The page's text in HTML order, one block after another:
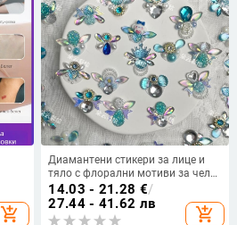
add_shopping_cart
Диамантени стикери за лице и
тяло с флорални мотиви за чело
и вежди, звездни кристали
14.03 - 21.28 €/
27.44 - 41.62 лв
add_shopping_cart